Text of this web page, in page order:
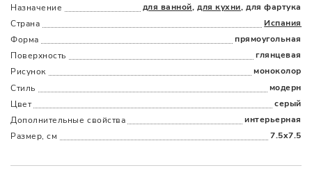
Назначение
для ванной,для кухни, для фартука
Страна
Испания
Форма
прямоугольная
Поверхность
глянцевая
Рисунок
моноколор
Стиль
модерн
Цвет
серый
Дополнительные cвойства
интерьерная
Размер, см
7.5x7.5
НаличымиКартойПо счетуДолями